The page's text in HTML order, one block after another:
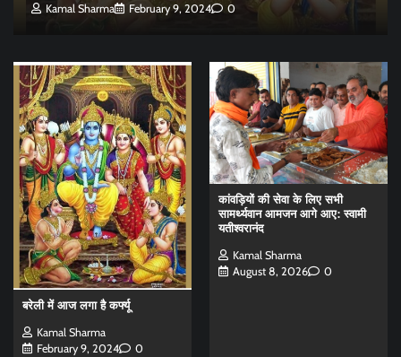
Kamal Sharma February 9, 2024 0
बरेली में आज लगा है कर्फ्यू
Kamal Sharma
February 9, 2024
0
कांवड़ियों की सेवा के लिए सभी
सामर्थ्यवान आमजन आगे आए: स्वामी
यतीश्वरानंद
Kamal Sharma
August 8, 2026
0